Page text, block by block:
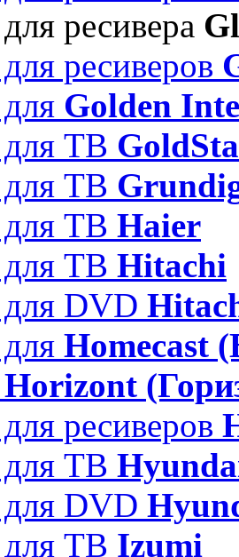
ресивера
ресиверов
Golden
ТВ
ТВ
ТВ Haier
ТВ Hitachi
DVD
Homecast
Horizont
ресиверов
ТВ
DVD
ТВ Izumi